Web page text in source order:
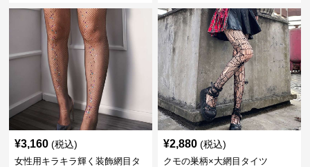
¥3,160 (税込)
女性用キラキラ輝く装飾網目タ
¥2,880 (税込)
クモの巣柄×大網目タイツ